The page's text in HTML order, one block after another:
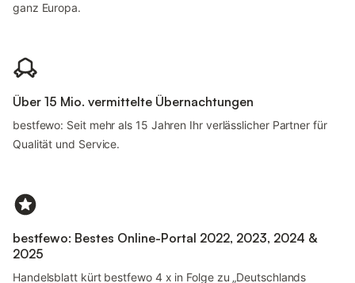
ganz Europa.
Über 15 Mio. vermittelte Übernachtungen
bestfewo: Seit mehr als 15 Jahren Ihr verlässlicher Partner für
Qualität und Service.
bestfewo: Bestes Online-Portal 2022, 2023, 2024 &
2025
Handelsblatt kürt bestfewo 4 x in Folge zu „Deutschlands